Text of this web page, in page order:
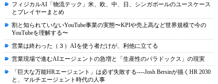
フィジカルAI「物流テック」米、欧、中、日、シンガポールのユースケース
とプレイヤーまとめ
割と知られていないYouTube事業の実態〜KPIや売上高など世界規模で今の
YouTubeを理解する〜
営業は終わった（３）AIを使う者だけが、利他に立てる
営業現場で進むAIエージェントの急増と「生産性のパラドックス」の現実
「巨大な万能HRエージェント」は必ず失敗する----Josh Bersinが描くHR 2030
と、マルチエージェント時代の人事